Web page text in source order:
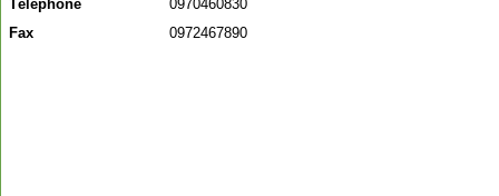
Téléphone
0970460830
Fax
0972467890